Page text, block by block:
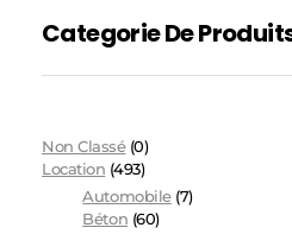
Categorie De
Non Classé (0)
Location (493)
Automobile (7)
Béton (60)